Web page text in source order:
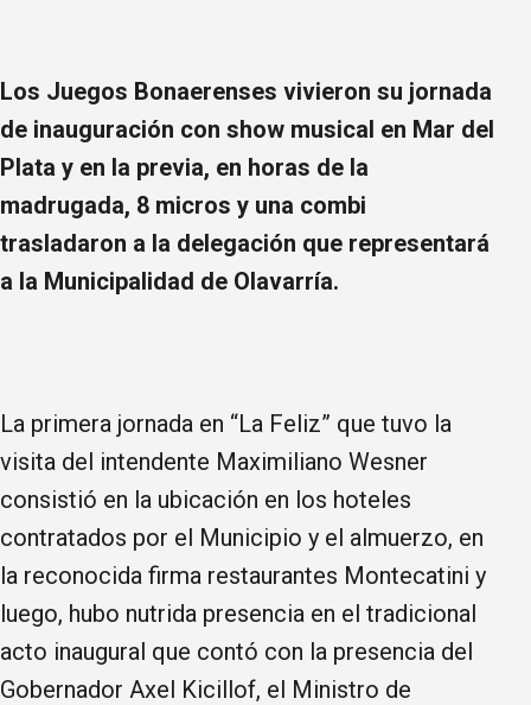
Los Juegos Bonaerenses vivieron su jornada
de inauguración con show musical en Mar del
Plata y en la previa, en horas de la
madrugada, 8 micros y una combi
trasladaron a la delegación que representará
a la Municipalidad de Olavarría.
La primera jornada en “La Feliz” que tuvo la
visita del intendente Maximiliano Wesner
consistió en la ubicación en los hoteles
contratados por el Municipio y el almuerzo, en
la reconocida firma restaurantes Montecatini y
luego, hubo nutrida presencia en el tradicional
acto inaugural que contó con la presencia del
Gobernador Axel Kicillof, el Ministro de